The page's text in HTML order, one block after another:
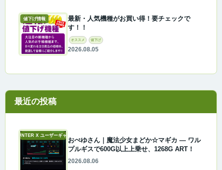
値下げ情報
最新・人気機種がお買い得！要チェックで
す！！
オススメ 値下げ
2026.08.05
最近の投稿
A-COUNTER X ユーザーギャラリー
おぺゆさん｜魔法少女まどか☆マギカ ― ワル
プルギスで600G以上上乗せ、1268G ART！
2026.08.06